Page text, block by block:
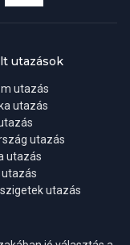
utazások
utazás
utazás
utazás
utazás
utazás
utazás